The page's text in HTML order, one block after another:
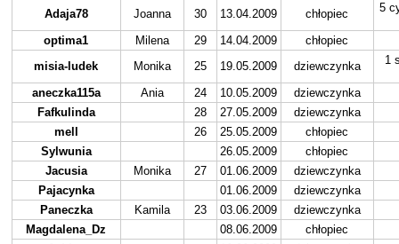
Adaja78 Joanna 30 13.04.2009 chłopiec 5
optima1 Milena 29 14.04.2009
chłopiec
misia-ludek
Monika 25 19.05.2009 dziewczynka 1
aneczka115a Ania 24 10.05.2009
dziewczynka
Fafkulinda
28 27.05.2009
dziewczynka
mell
26 25.05.2009
chłopiec
Sylwunia
26.05.2009
chłopiec
Jacusia
Monika 27 01.06.2009
dziewczynka
Pajacynka
01.06.2009
dziewczynka
Paneczka
Kamila 23 03.06.2009
dziewczynka
Magdalena_Dz
08.06.2009
chłopiec